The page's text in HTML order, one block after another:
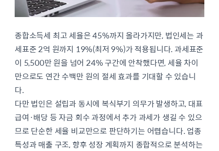
종합소득세 최고 세율은 45%까지 올라가지만, 법인세는 과
세표준 2억 원까지 19%(최저 9%)가 적용됩니다. 과세표준
이 5,500만 원을 넘어 24% 구간에 안착했다면, 세율 차이
만으로도 연간 수백만 원의 절세 효과를 기대할 수 있습니
다.
다만 법인은 설립과 동시에 복식부기 의무가 발생하고, 대표
급여·배당 등 자금 회수 과정에서 추가 과세가 생길 수 있으
므로 단순한 세율 비교만으로 판단하기는 어렵습니다. 업종
특성과 매출 구조, 향후 성장 계획까지 종합적으로 분석하는